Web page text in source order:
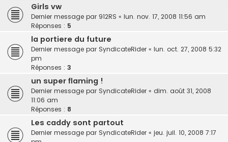
Girls vw
Dernier message par 912RS « lun. nov. 17, 2008 11:56 am
Réponses : 5
la portiere du future
Dernier message par SyndicateRider « lun. oct. 27, 2008 5:32
pm
Réponses : 3
un super flaming !
Dernier message par SyndicateRider « dim. août 31, 2008
11:06 am
Réponses : 8
Les caddy sont partout
Dernier message par SyndicateRider « jeu. juil. 10, 2008 7:17